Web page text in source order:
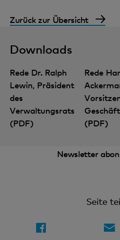
Zurück zur Übersicht
Downloads
Rede Dr. Ralph
Lewin, Präsident
des
Verwaltungsrats
(PDF)
Rede
(PDF)
Finanzwissen:
Newsletter
Seite